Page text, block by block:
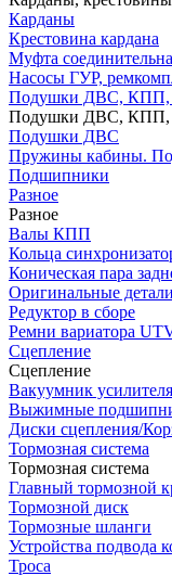
Карданы
Крестовина кардана
Муфта
Насосы ГУР,
Подушки ДВС, КПП,
Подушки ДВС, КПП,
Подушки ДВС
Пружины кабины.
Подшипники
Разное
Разное
Валы КПП
Кольца
Коническая пара
Оригинальные
Редуктор в сборе
Ремни вариатора
Сцепление
Сцепление
Вакуумник
Выжимные
Диски сцепления/
Тормозная система
Тормозная система
Главный тормозной
Тормозной диск
Тормозные шланги
Устройства подвода
Троса